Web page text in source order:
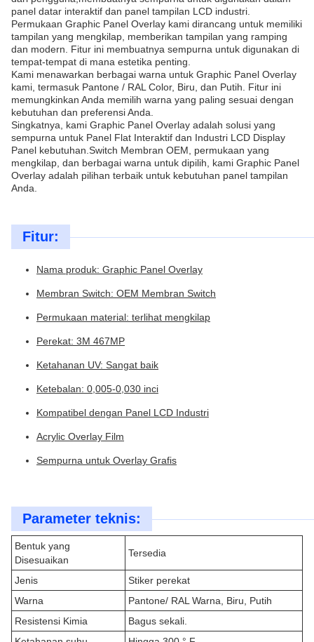
panel datar interaktif dan panel tampilan LCD industri.
Permukaan Graphic Panel Overlay kami dirancang untuk memiliki
tampilan yang mengkilap, memberikan tampilan yang ramping
dan modern. Fitur ini membuatnya sempurna untuk digunakan di
tempat-tempat di mana estetika penting.
Kami menawarkan berbagai warna untuk Graphic Panel Overlay
kami, termasuk Pantone / RAL Color, Biru, dan Putih. Fitur ini
memungkinkan Anda memilih warna yang paling sesuai dengan
kebutuhan dan preferensi Anda.
Singkatnya, kami Graphic Panel Overlay adalah solusi yang
sempurna untuk Panel Flat Interaktif dan Industri LCD Display
Panel kebutuhan.Switch Membran OEM, permukaan yang
mengkilap, dan berbagai warna untuk dipilih, kami Graphic Panel
Overlay adalah pilihan terbaik untuk kebutuhan panel tampilan
Anda.
Fitur:
Nama produk: Graphic Panel Overlay
Membran Switch: OEM Membran Switch
Permukaan material: terlihat mengkilap
Perekat: 3M 467MP
Ketahanan UV: Sangat baik
Ketebalan: 0,005-0,030 inci
Kompatibel dengan Panel LCD Industri
Acrylic Overlay Film
Sempurna untuk Overlay Grafis
Parameter teknis:
Bentuk yang
Disesuaikan
Tersedia
Jenis
Stiker perekat
Warna
Pantone/ RAL Warna, Biru, Putih
Resistensi Kimia
Bagus sekali.